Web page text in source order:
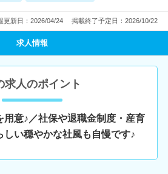
更新日：2026/04/24 掲載終了予定日：2026/10/22
求人情報
求人のポイント
用意♪／社保や退職金制度・産育
しい穏やかな社風も自慢です♪